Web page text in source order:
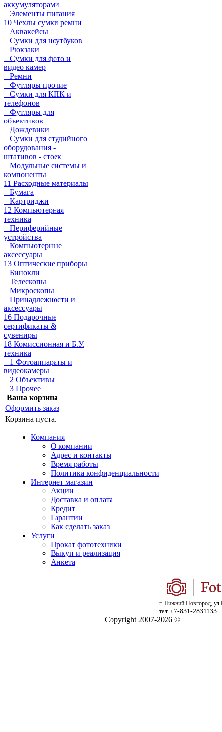
аккумуляторами
Элементы питания
10 Чехлы сумки ремни
Аквакейсы
Сумки для ноутбуков
Рюкзаки
Сумки для фото и
видео камер
Ремни
Футляры прочие
Сумки для КПК и
телефонов
Футляры для
объективов
Дождевики
Сумки для студийного
оборудования -
штативов - стоек
Модульные системы и
компоненты
11 Расходные материалы
Бумага
Картриджи
12 Компьютерная
техника
Периферийные
устройства
Компьютерные
аксессуары
13 Оптические приборы
Бинокли
Телескопы
Микроскопы
Принадлежности и
аксессуары
16 Подарочные
сертификаты &
сувениры
18 Комиссионная и Б.У.
техника
1 Фотоаппараты и
видеокамеры
2 Объективы
3 Прочее
Ваша корзина
Оформить заказ
Корзина пуста.
Компания
О компании
Адрес и контакты
Время работы
Политика конфиденциальности
Интернет магазин
Акции
Доставка и оплата
Кредит
Гарантии
Как сделать заказ
Услуги
Прокат фототехники
Выкуп и реализация
Анкета
г. Нижний Новгород,
тел: +7-831-2831133
Copyright 2007-2026 ©